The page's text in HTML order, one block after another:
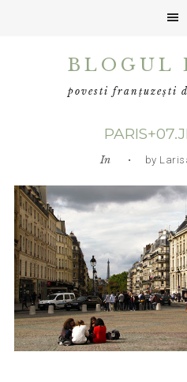
BLOGUL
povesti franțuzești
In • by